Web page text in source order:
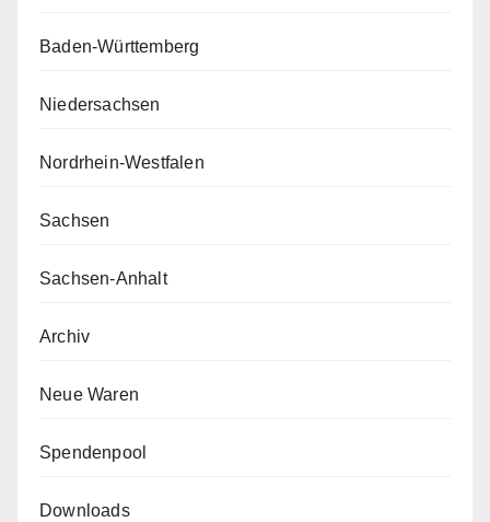
Baden-Württemberg
Niedersachsen
Nordrhein-Westfalen
Sachsen
Sachsen-Anhalt
Archiv
Neue Waren
Spendenpool
Downloads